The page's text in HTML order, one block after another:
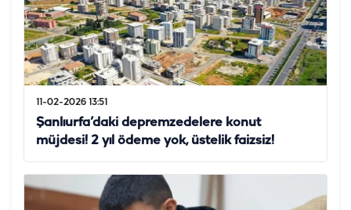
11-02-2026 13:51
Şanlıurfa’daki depremzedelere konut
müjdesi! 2 yıl ödeme yok, üstelik faizsiz!